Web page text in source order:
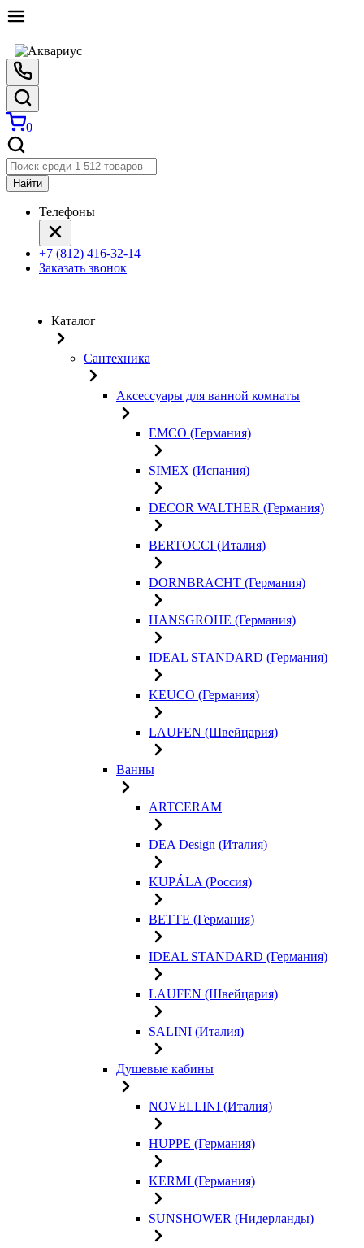
0
Найти
Телефоны
+7 (812) 416-32-14
Заказать звонок
Каталог
Сантехника
Аксессуары для ванной комнаты
EMCO (Германия)
SIMEX (Испания)
DECOR WALTHER (Германия)
BERTOCCI (Италия)
DORNBRACHT (Германия)
HANSGROHE (Германия)
IDEAL STANDARD (Германия)
KEUCO (Германия)
LAUFEN (Швейцария)
Ванны
ARTCERAM
DEA Design (Италия)
KUPÁLA (Россия)
BETTE (Германия)
IDEAL STANDARD (Германия)
LAUFEN (Швейцария)
SALINI (Италия)
Душевые кабины
NOVELLINI (Италия)
HUPPE (Германия)
KERMI (Германия)
SUNSHOWER (Нидерланды)